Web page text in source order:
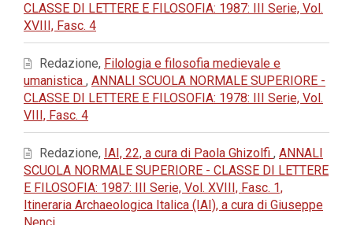
CLASSE DI LETTERE E FILOSOFIA: 1987: III Serie, Vol.
XVIII, Fasc. 4
Redazione, Filologia e filosofia medievale e
umanistica , ANNALI SCUOLA NORMALE SUPERIORE -
CLASSE DI LETTERE E FILOSOFIA: 1978: III Serie, Vol.
VIII, Fasc. 4
Redazione, IAI, 22, a cura di Paola Ghizolfi , ANNALI
SCUOLA NORMALE SUPERIORE - CLASSE DI LETTERE
E FILOSOFIA: 1987: III Serie, Vol. XVIII, Fasc. 1,
Itineraria Archaeologica Italica (IAI), a cura di Giuseppe